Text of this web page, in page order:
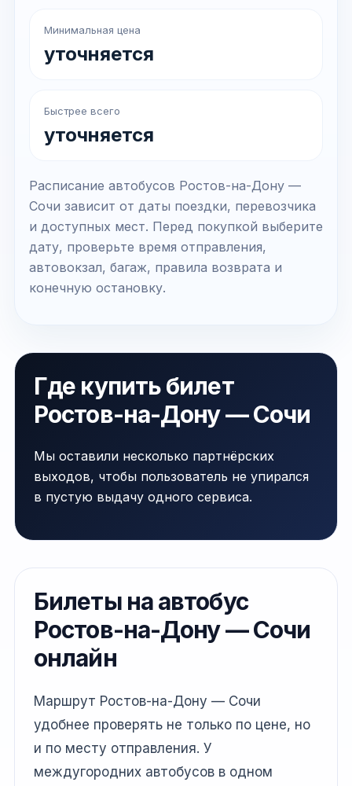
Минимальная цена
уточняется
Быстрее всего
уточняется
Расписание автобусов Ростов-на-Дону —
Сочи зависит от даты поездки, перевозчика
и доступных мест. Перед покупкой выберите
дату, проверьте время отправления,
автовокзал, багаж, правила возврата и
конечную остановку.
Где купить билет
Ростов-на-Дону — Сочи
Мы оставили несколько партнёрских
выходов, чтобы пользователь не упирался
в пустую выдачу одного сервиса.
Билеты на автобус
Ростов-на-Дону — Сочи
онлайн
Маршрут Ростов-на-Дону — Сочи
удобнее проверять не только по цене, но
и по месту отправления. У
междугородних автобусов в одном